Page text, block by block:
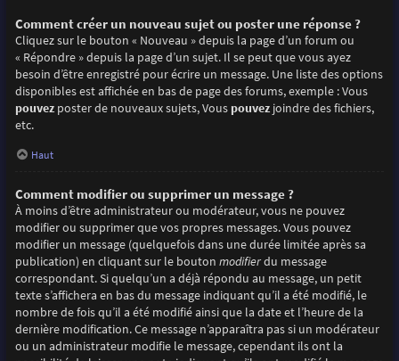
Comment créer un nouveau sujet ou poster une réponse ?
Cliquez sur le bouton « Nouveau » depuis la page d’un forum ou
« Répondre » depuis la page d’un sujet. Il se peut que vous ayez
besoin d’être enregistré pour écrire un message. Une liste des options
disponibles est affichée en bas de page des forums, exemple : Vous
pouvezposter de nouveaux sujets, Vous pouvezjoindre des fichiers,
etc.
Haut
Comment modifier ou supprimer un message ?
À moins d’être administrateur ou modérateur, vous ne pouvez
modifier ou supprimer que vos propres messages. Vous pouvez
modifier un message (quelquefois dans une durée limitée après sa
publication) en cliquant sur le bouton modifierdu message
correspondant. Si quelqu’un a déjà répondu au message, un petit
texte s’affichera en bas du message indiquant qu’il a été modifié, le
nombre de fois qu’il a été modifié ainsi que la date et l’heure de la
dernière modification. Ce message n’apparaîtra pas si un modérateur
ou un administrateur modifie le message, cependant ils ont la